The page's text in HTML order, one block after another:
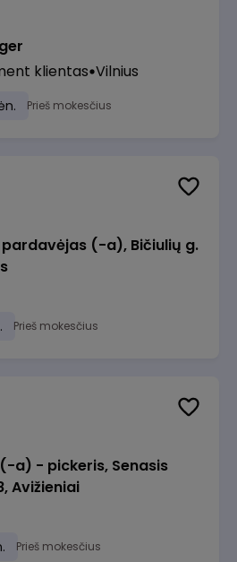
klientas Vilnius
Prieš mokesčius
(-a), Bičiulių g.
Prieš mokesčius
a) - pickeris, Senasis
Avižieniai
Prieš mokesčius